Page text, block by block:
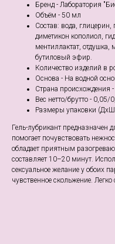
Бренд - Лаборатория
Объём - 50 мл
Состав: вода,
диметикон кополиол,
ментиллактат,
бутиловый эфир.
Количество изделий в
Основа - На водной
Страна
Вес нетто/брутто - 0,05/
Размеры упаковки
Гель-лубрикант
помогает почувствовать
обладает приятным
составляет 10–20 минут.
сексуальное желание у обоих
чувственное скольжение.